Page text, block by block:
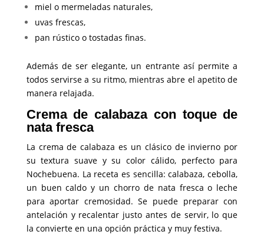
miel o mermeladas naturales,
uvas frescas,
pan rústico o tostadas finas.
Además de ser elegante, un entrante así permite a
todos servirse a su ritmo, mientras abre el apetito de
manera relajada.
Crema de calabaza con toque de
nata fresca
La crema de calabaza es un clásico de invierno por
su textura suave y su color cálido, perfecto para
Nochebuena. La receta es sencilla: calabaza, cebolla,
un buen caldo y un chorro de nata fresca o leche
para aportar cremosidad. Se puede preparar con
antelación y recalentar justo antes de servir, lo que
la convierte en una opción práctica y muy festiva.